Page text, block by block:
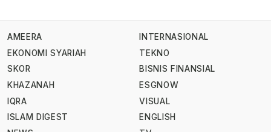
AMEERA
EKONOMI SYARIAH
SKOR
KHAZANAH
IQRA
ISLAM DIGEST
INTERNASIONAL
TEKNO
BISNIS FINANSIAL
ESGNOW
VISUAL
ENGLISH